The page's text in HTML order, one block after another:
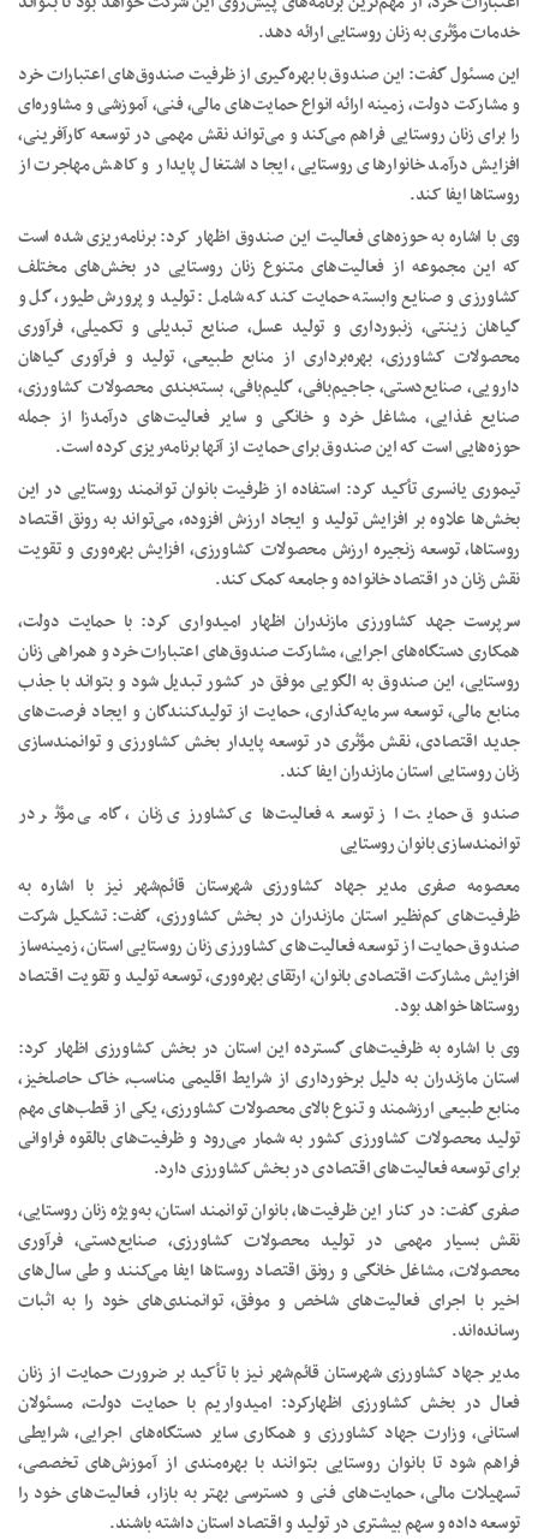
خدمات مؤثری به زنان روستایی ارائه دهد.
این مسئول گفت: این صندوق با بهره‌گیری از ظرفیت صندوق‌های اعتبارات خرد
و مشارکت دولت، زمینه ارائه انواع حمایت‌های مالی، فنی، آموزشی و مشاوره‌ای
را برای زنان روستایی فراهم می‌کند و می‌تواند نقش مهمی در توسعه کارآفرینی،
افزایش درآمد خانوارهای روستایی، ایجاد اشتغال پایدار و کاهش مهاجرت از
روستاها ایفا کند.
وی با اشاره به حوزه‌های فعالیت این صندوق اظهار کرد: برنامه‌ریزی شده است
که این مجموعه از فعالیت‌های متنوع زنان روستایی در بخش‌های مختلف
کشاورزی و صنایع وابسته حمایت کند که شامل : تولید و پرورش طیور، گل و
گیاهان زینتی، زنبورداری و تولید عسل، صنایع تبدیلی و تکمیلی، فرآوری
محصولات کشاورزی، بهره‌برداری از منابع طبیعی، تولید و فرآوری گیاهان
دارویی، صنایع‌دستی، جاجیم‌بافی، گلیم‌بافی، بسته‌بندی محصولات کشاورزی،
صنایع غذایی، مشاغل خرد و خانگی و سایر فعالیت‌های درآمدزا از جمله
حوزه‌هایی است که این صندوق برای حمایت از آنها برنامه‌ریزی کرده است.
تیموری یانسری تأکید کرد: استفاده از ظرفیت بانوان توانمند روستایی در این
بخش‌ها علاوه بر افزایش تولید و ایجاد ارزش افزوده، می‌تواند به رونق اقتصاد
روستاها، توسعه زنجیره ارزش محصولات کشاورزی، افزایش بهره‌وری و تقویت
نقش زنان در اقتصاد خانواده و جامعه کمک کند.
سرپرست جهد کشاورزی مازندران اظهار امیدواری کرد: با حمایت دولت،
همکاری دستگاه‌های اجرایی، مشارکت صندوق‌های اعتبارات خرد و همراهی زنان
روستایی، این صندوق به الگویی موفق در کشور تبدیل شود و بتواند با جذب
منابع مالی، توسعه سرمایه‌گذاری، حمایت از تولیدکنندگان و ایجاد فرصت‌های
جدید اقتصادی، نقش مؤثری در توسعه پایدار بخش کشاورزی و توانمندسازی
زنان روستایی استان مازندران ایفا کند.
صندوق حمایت از توسعه فعالیت‌های کشاورزی زنان، گامی مؤثر در
توانمندسازی بانوان روستایی
معصومه صفری مدیر جهاد کشاورزی شهرستان قائم‌شهر نیز با اشاره به
ظرفیت‌های کم‌نظیر استان مازندران در بخش کشاورزی، گفت: تشکیل شرکت
صندوق حمایت از توسعه فعالیت‌های کشاورزی زنان روستایی استان، زمینه‌ساز
افزایش مشارکت اقتصادی بانوان، ارتقای بهره‌وری، توسعه تولید و تقویت اقتصاد
روستاها خواهد بود.
وی با اشاره به ظرفیت‌های گسترده این استان در بخش کشاورزی اظهار کرد:
استان مازندران به دلیل برخورداری از شرایط اقلیمی مناسب، خاک حاصلخیز،
منابع طبیعی ارزشمند و تنوع بالای محصولات کشاورزی، یکی از قطب‌های مهم
تولید محصولات کشاورزی کشور به شمار می‌رود و ظرفیت‌های بالقوه فراوانی
برای توسعه فعالیت‌های اقتصادی در بخش کشاورزی دارد.
صفری گفت: در کنار این ظرفیت‌ها، بانوان توانمند استان، به‌ویژه زنان روستایی،
نقش بسیار مهمی در تولید محصولات کشاورزی، صنایع‌دستی، فرآوری
محصولات، مشاغل خانگی و رونق اقتصاد روستاها ایفا می‌کنند و طی سال‌های
اخیر با اجرای فعالیت‌های شاخص و موفق، توانمندی‌های خود را به اثبات
رسانده‌اند.
مدیر جهاد کشاورزی شهرستان قائم‌شهر نیز با تأکید بر ضرورت حمایت از زنان
فعال در بخش کشاورزی اظهارکرد: امیدواریم با حمایت دولت، مسئولان
استانی، وزارت جهاد کشاورزی و همکاری سایر دستگاه‌های اجرایی، شرایطی
فراهم شود تا بانوان روستایی بتوانند با بهره‌مندی از آموزش‌های تخصصی،
تسهیلات مالی، حمایت‌های فنی و دسترسی بهتر به بازار، فعالیت‌های خود را
توسعه داده و سهم بیشتری در تولید و اقتصاد استان داشته باشند.